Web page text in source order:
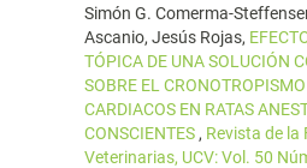
Simón G. Comerma-
Ascanio, Jesús Rojas,
TÓPICA DE UNA SOLUCIÓN
SOBRE EL
CARDIACOS EN RATAS
CONSCIENTES , Revista de la
Veterinarias, UCV: Vol. 50